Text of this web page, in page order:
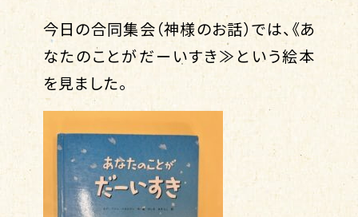
今日の合同集会（神様のお話）では、《あ
なたのことがだーいすき≫という絵本
を見ました。